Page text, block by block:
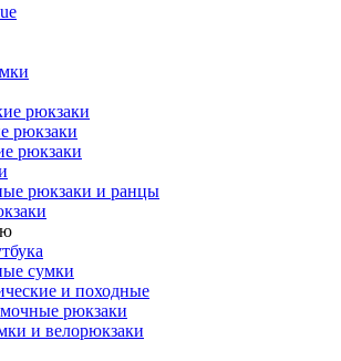
рюкзаки
рюкзаки
рюкзаки
рюкзаки и ранцы
сумки
и походные
рюкзаки
и велорюкзаки